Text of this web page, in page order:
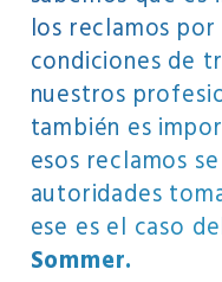
los reclamos
condiciones de
nuestros
también es
esos reclamos
autoridades
ese es el caso
Sommer.